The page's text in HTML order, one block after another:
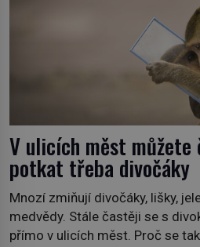
V ulicích měst
potkat třeba divočáky
Mnozí zmiňují divočáky, lišky,
medvědy. Stále častěji se s
přímo v ulicích měst. Proč se